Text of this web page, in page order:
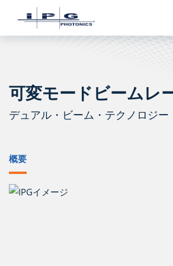
可変モードビームレ
デュアル・ビーム・テクノロジー
概要